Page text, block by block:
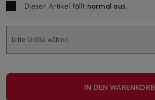
Dieser Artikel fällt normal aus.
Bitte Größe wählen
IN DEN WARENKORB